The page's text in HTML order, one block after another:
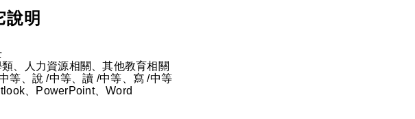
說明
、人力資源相關、其他教育相關
等、說 /中等、讀 /中等、寫 /中等
、PowerPoint、Word